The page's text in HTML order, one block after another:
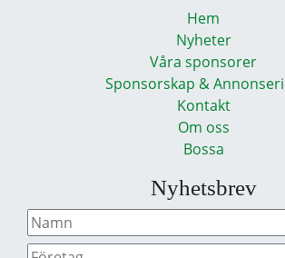
Hem
Nyheter
Våra sponsorer
Sponsorskap &
Kontakt
Om oss
Bossa
Nyhetsbrev